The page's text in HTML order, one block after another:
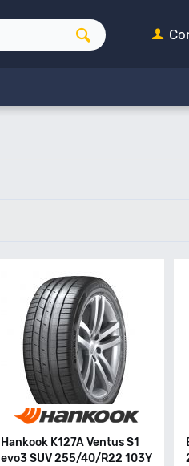
Hankook K127A Ventus S1
evo3 SUV 255/40/R22 103Y